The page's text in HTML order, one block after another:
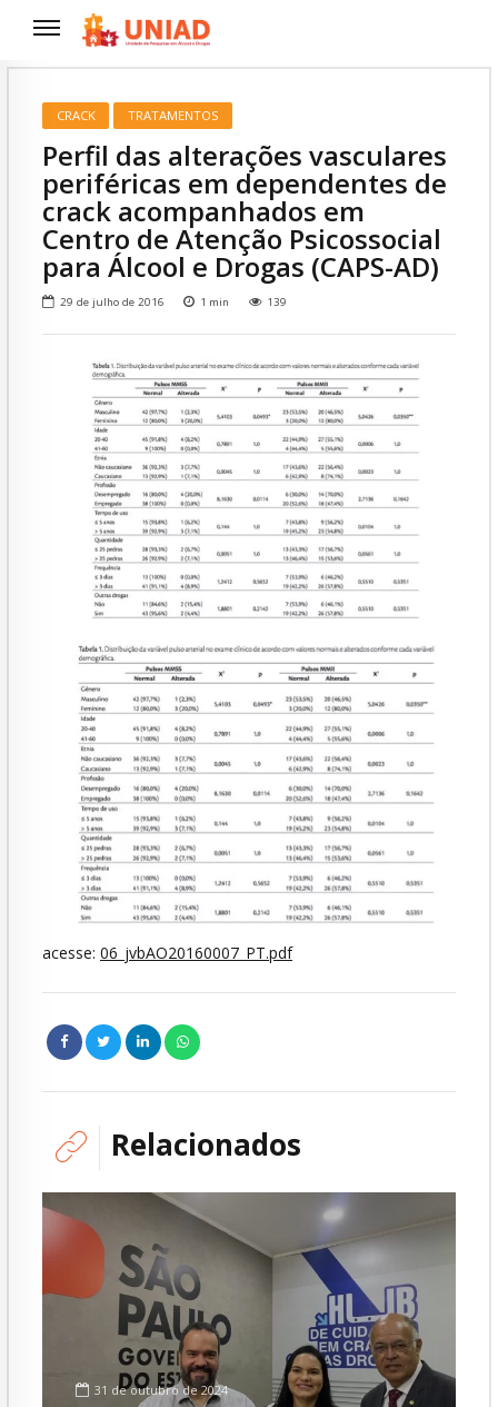
CRACK TRATAMENTOS
Perfil das alterações vasculares
periféricas em dependentes de
crack acompanhados em
Centro de Atenção Psicossocial
para Álcool e Drogas (CAPS-AD)
29 de julho de 2016 1 min 139
acesse: 06_jvbAO20160007_PT.pdf
Relacionados
31 de outubro de 2024